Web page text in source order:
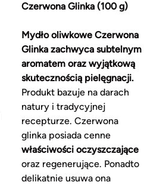
Czerwona Glinka (100 g)
Mydło oliwkowe Czerwona
Glinka zachwyca subtelnym
aromatem oraz wyjątkową
skutecznością pielęgnacji.
Produkt bazuje na darach
natury i tradycyjnej
recepturze. Czerwona
glinka posiada cenne
właściwości oczyszczające
oraz regenerujące. Ponadto
delikatnie usuwa ona